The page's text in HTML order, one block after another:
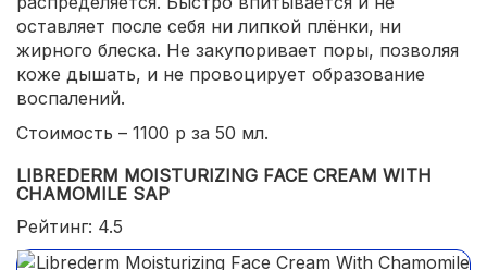
оставляет после себя ни липкой плёнки, ни
жирного блеска. Не закупоривает поры, позволяя
коже дышать, и не провоцирует образование
воспалений.
Стоимость – 1100 р за 50 мл.
LIBREDERM MOISTURIZING FACE CREAM WITH
CHAMOMILE SAP
Рейтинг: 4.5